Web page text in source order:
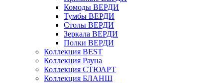
Комоды ВЕРДИ
Тумбы ВЕРДИ
Столы ВЕРДИ
Зеркала ВЕРДИ
Полки ВЕРДИ
Коллекция BEST
Коллекция Рауна
Коллекция СТЮАРТ
Коллекция БЛАНШ